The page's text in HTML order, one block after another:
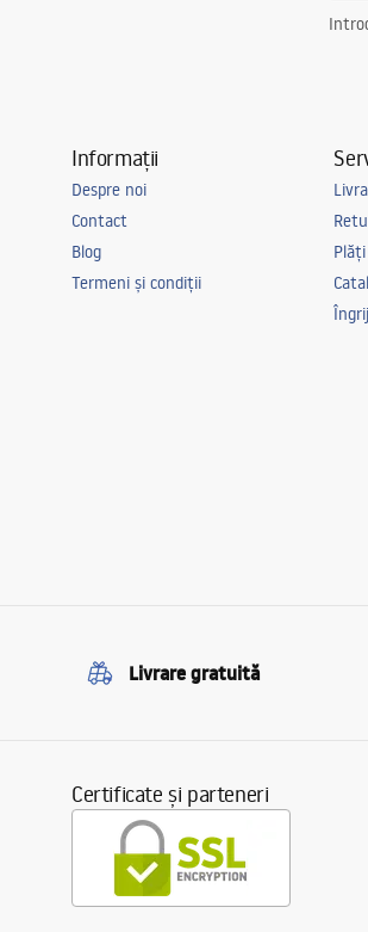
Informații
Despre noi
Contact
Blog
Termeni și condiții
Plăți
Livrare gratuită
Certificate și parteneri